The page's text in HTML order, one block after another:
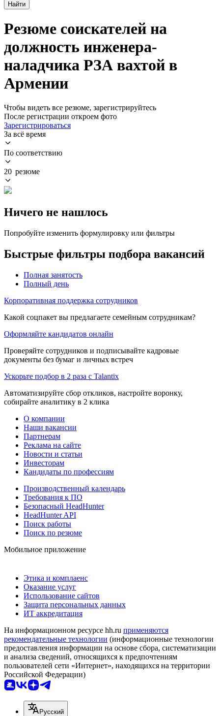
Найти
Резюме соискателей на
должность инженера-
наладчика РЗА вахтой в
Армении
Чтобы видеть все резюме, зарегистрируйтесь
После регистрации откроем фото
Зарегистрироваться
За всё время
По соответствию
20 резюме
Ничего не нашлось
Попробуйте изменить формулировку или фильтры
Быстрые фильтры подбора вакансий
Полная занятость
Полный день
Корпоративная поддержка сотрудников
Какой соцпакет вы предлагаете семейным сотрудникам?
Оформляйте кандидатов онлайн
Проверяйте сотрудников и подписывайте кадровые
документы без бумаг и личных встреч
Ускорьте подбор в 2 раза с Talantix
Автоматизируйте сбор откликов, настройте воронку,
собирайте аналитику в 2 клика
О компании
Наши вакансии
Партнерам
Реклама на сайте
Новости и статьи
Инвесторам
Кандидаты по профессиям
Производственный календарь
Требования к ПО
Безопасный HeadHunter
HeadHunter API
Поиск работы
Поиск по резюме
Мобильное приложение
Этика и комплаенс
Оказание услуг
Использование сайтов
Защита персональных данных
ИТ аккредитация
На информационном ресурсе hh.ru применяются
рекомендательные технологии (информационные технологии
предоставления информации на основе сбора, систематизации
и анализа сведений, относящихся к предпочтениям
пользователей сети «Интернет», находящихся на территории
Российской Федерации)
Русский